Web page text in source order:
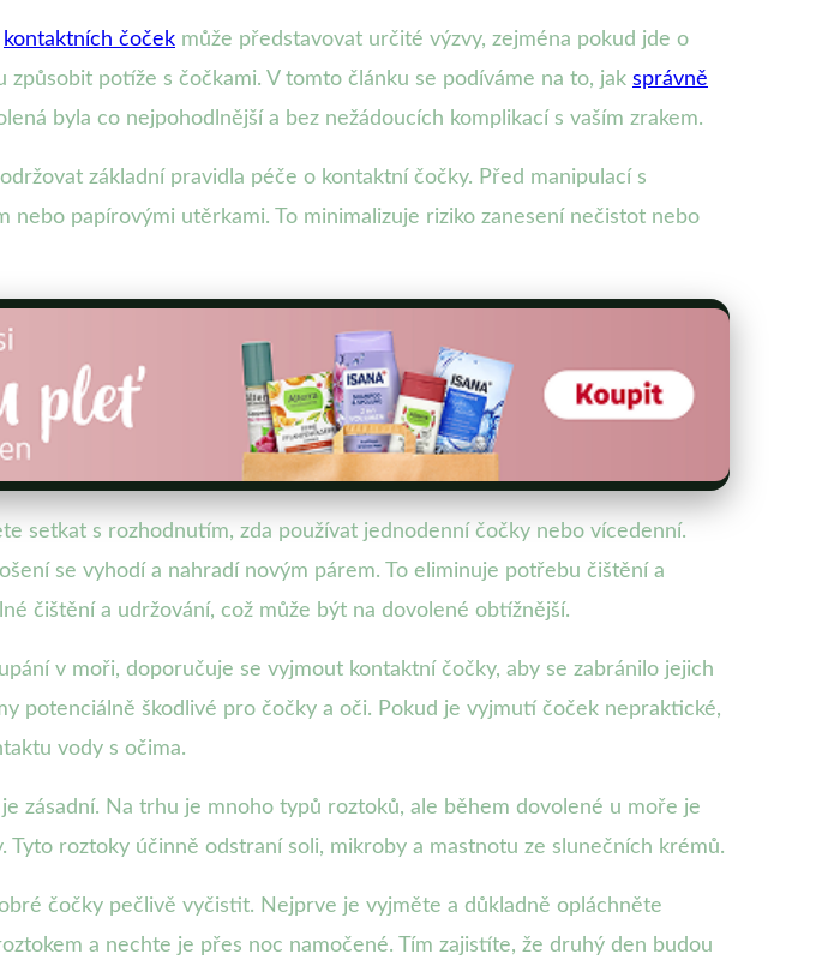
kontaktních čoček může představovat určité výzvy, zejména pokud jde o
potíže s čočkami. V tomto článku se podíváme na to, jak správně
byla co nejpohodlnější a bez nežádoucích komplikací s vaším zrakem.
základní pravidla péče o kontaktní čočky. Před manipulací s
papírovými utěrkami. To minimalizuje riziko zanesení nečistot nebo
setkat s rozhodnutím, zda používat jednodenní čočky nebo vícedenní.
se vyhodí a nahradí novým párem. To eliminuje potřebu čištění a
čištění a udržování, což může být na dovolené obtížnější.
v moři, doporučuje se vyjmout kontaktní čočky, aby se zabránilo jejich
potenciálně škodlivé pro čočky a oči. Pokud je vyjmutí čoček nepraktické,
vody s očima.
zásadní. Na trhu je mnoho typů roztoků, ale během dovolené u moře je
roztoky účinně odstraní soli, mikroby a mastnotu ze slunečních krémů.
čočky pečlivě vyčistit. Nejprve je vyjměte a důkladně opláchněte
a nechte je přes noc namočené. Tím zajistíte, že druhý den budou